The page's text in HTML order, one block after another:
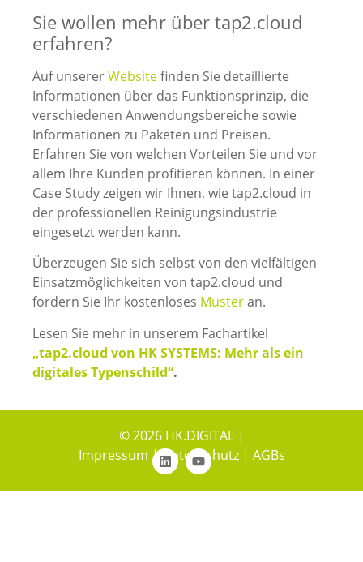
Sie wollen mehr über tap2.cloud
erfahren?
Auf unsererWebsitefinden Sie detaillierte
Informationen über das Funktionsprinzip, die
verschiedenen Anwendungsbereiche sowie
Informationen zu Paketen und Preisen.
Erfahren Sie von welchen Vorteilen Sie und vor
allem Ihre Kunden profitieren können. In einer
Case Study zeigen wir Ihnen, wie tap2.cloud in
der professionellen Reinigungsindustrie
eingesetzt werden kann.
Überzeugen Sie sich selbst von den vielfältigen
Einsatzmöglichkeiten von tap2.cloud und
fordern Sie Ihr kostenloses Musteran.
Lesen Sie mehr in unserem Fachartikel
„tap2.cloud von HK SYSTEMS: Mehr als ein
digitales Typenschild“.
© 2026 HK.DIGITAL |
Impressum |Datenschutz| AGBs